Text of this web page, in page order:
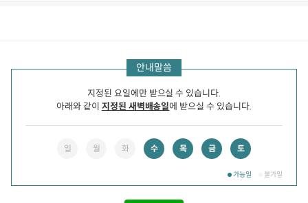
품 안내말씀
지정된 요일에만 받으실 수 있습니다.
아래와 같이 지정된 새벽배송일에 받으실 수 있습니다.
일 월 화 수 목 금 토
가능일 불가일